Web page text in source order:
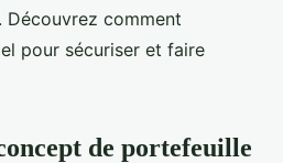
comment
pour sécuriser et faire
de portefeuille